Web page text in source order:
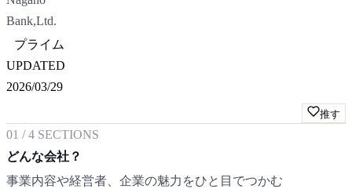
Bank,Ltd.
プライム
UPDATED
2026/03/29
推す
01 /4 SECTIONS
どんな会社？
事業内容や経営者、企業の魅力をひと目でつかむ